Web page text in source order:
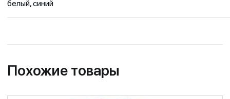
белый, синий
Похожие товары